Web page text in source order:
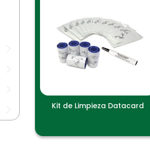
Kit de Limpieza Datacard